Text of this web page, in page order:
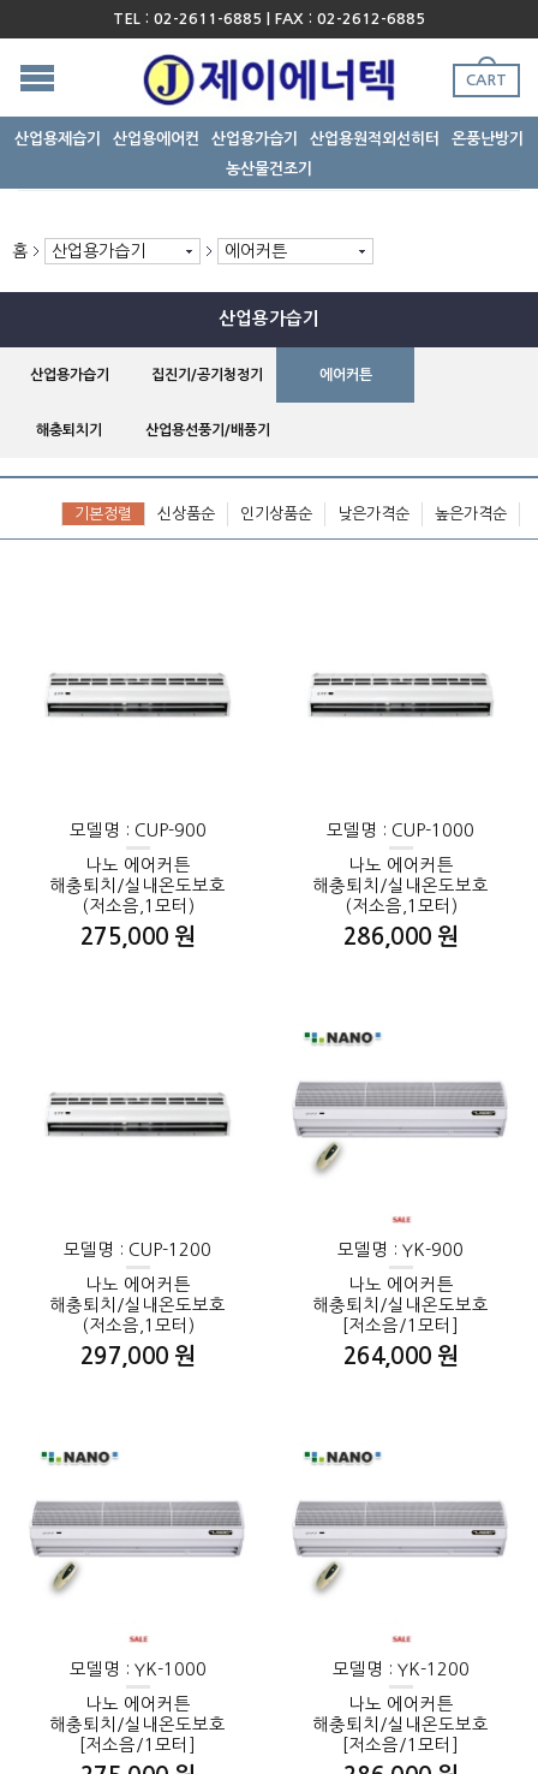
TEL : 02-2611-6885 | FAX : 02-2612-6885
CART
산업용제습기 산업용에어컨 산업용가습기 산업용원적외선히터
온풍난방기
농산물건조기
홈 산업용가습기 에어커튼
산업용가습기
산업용가습기 집진기/공기청정기 에어커튼
해충퇴치기 산업용선풍기/배풍기
기본정렬 신상품순 인기상품순 낮은가격순 높은가격순
모델명 : CUP-900
나노 에어커튼
해충퇴치/실내온도보호
(저소음,1모터)
275,000 원
모델명 : CUP-1000
나노 에어커튼
해충퇴치/실내온도보호
(저소음,1모터)
286,000 원
모델명 : CUP-1200
나노 에어커튼
해충퇴치/실내온도보호
(저소음,1모터)
297,000 원
모델명 : YK-900
나노 에어커튼
해충퇴치/실내온도보호
[저소음/1모터]
264,000 원
모델명 : YK-1000
나노 에어커튼
해충퇴치/실내온도보호
[저소음/1모터]
모델명 : YK-1200
나노 에어커튼
해충퇴치/실내온도보호
[저소음/1모터]